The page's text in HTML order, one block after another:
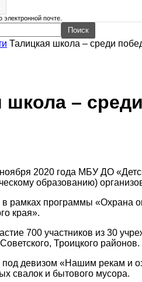
почте.
Талицкая школа – среди
школа –
2020 года МБУ ДО
образованию)
рамках программы «Охрана
края».
700 участников из 30
Троицкого районов.
девизом «Нашим рекам и
свалок и бытового мусора.